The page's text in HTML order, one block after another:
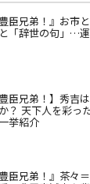
豊臣兄弟！』お市
「辞世の句」…
豊臣兄弟！】秀吉
？ 天下人を彩っ
挙紹介
豊臣兄弟！』茶々